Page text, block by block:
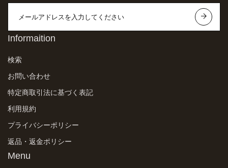
Informaition
検索
お問い合わせ
特定商取引法に基づく表記
利用規約
プライバシーポリシー
返品・返金ポリシー
Menu